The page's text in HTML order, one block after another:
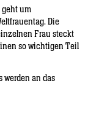
geht um
Die
Frau steckt
so wichtigen Teil
werden an das